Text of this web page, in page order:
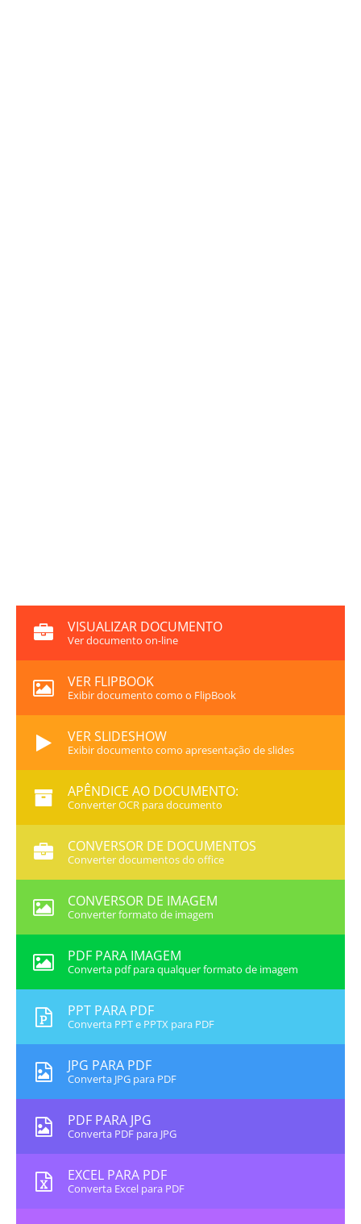
VISUALIZAR DOCUMENTO
Ver documento on-line
VER FLIPBOOK
Exibir documento como o FlipBook
VER SLIDESHOW
Exibir documento como apresentação de slides
APÊNDICE AO DOCUMENTO:
Converter OCR para documento
CONVERSOR DE DOCUMENTOS
Converter documentos do office
CONVERSOR DE IMAGEM
Converter formato de imagem
PDF PARA IMAGEM
Converta pdf para qualquer formato de imagem
PPT PARA PDF
Converta PPT e PPTX para PDF
JPG PARA PDF
Converta JPG para PDF
PDF PARA JPG
Converta PDF para JPG
EXCEL PARA PDF
Converta Excel para PDF